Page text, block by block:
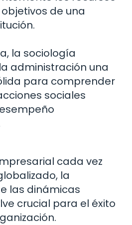
de una
la sociología
administración una
para comprender
sociales
cada vez
la
las dinámicas
crucial para el éxito